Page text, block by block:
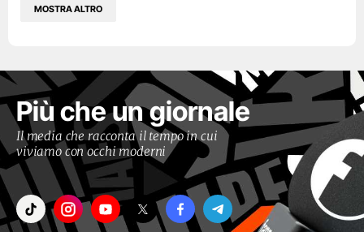
MOSTRA ALTRO
Più che un giornale
Il media che racconta il tempo in cui
viviamo con occhi moderni